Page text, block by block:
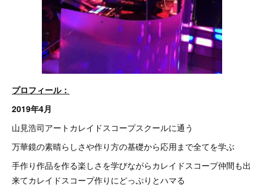
プロフィール：
2019年4月
山見浩司アートカレイドスコープスクールに通う
万華鏡の素晴らしさや作り方の基礎から応用まで全てを学ぶ
手作り作品を作る楽しさを学びながらカレイドスコープ仲間も出
来てカレイドスコープ作りにどっぷりとハマる